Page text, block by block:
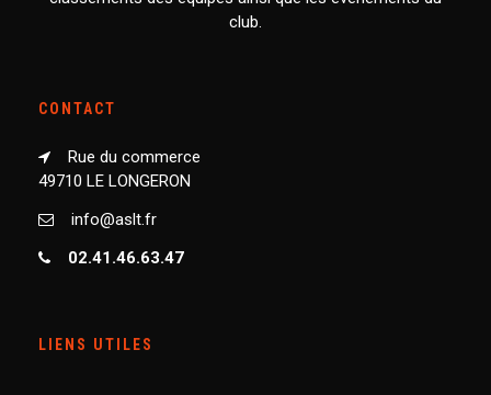
club.
CONTACT
Rue du commerce
49710 LE LONGERON
info@aslt.fr
02.41.46.63.47
LIENS UTILES